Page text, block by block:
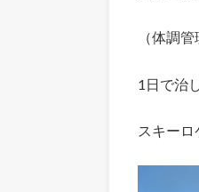
（体調
1日で治
スキーロ